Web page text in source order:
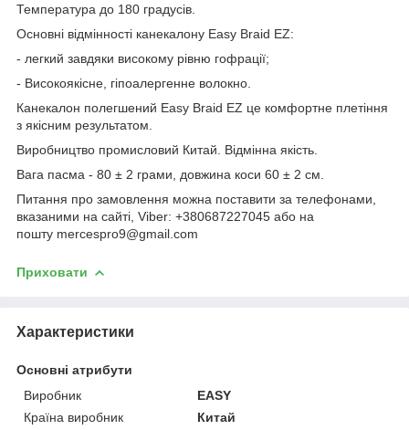
Температура до 180 градусів.
Основні відмінності канекалону Easy Braid EZ:
- легкий завдяки високому рівню гофрації;
- Високоякісне, гіпоалергенне волокно.
Канекалон полегшений Easy Braid EZ це комфортне плетіння
з якісним результатом.
Виробництво промисловий Китай. Відмінна якість.
Вага пасма - 80 ± 2 грами, довжина коси 60 ± 2 см.
Питання про замовлення можна поставити за телефонами,
вказаними на сайті, Viber: +380687227045 або на
пошту mercespro9@gmail.com
Приховати
Характеристики
Основні атрибути
Виробник
EASY
Країна виробник
Китай